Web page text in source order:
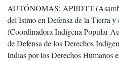
AUTÓNOMAS: APIIDTT
del Istmo en Defensa de la Tierra
(Coordinadora Indígena Popular
de Defensa de los Derechos
Indias por los Derechos